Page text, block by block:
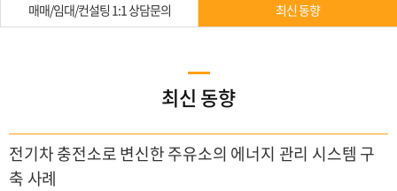
매매/임대/컨설팅 1:1 상담문의 최신 동향
최신 동향
전기차 충전소로 변신한 주유소의 에너지 관리 시스템 구
축 사례